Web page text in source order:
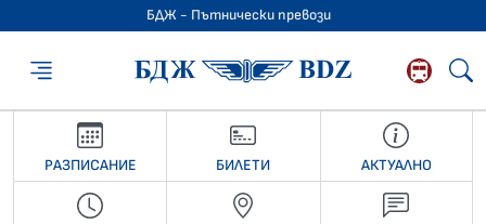
БДЖ - Пътнически превози
БДЖ -
РАЗПИСАНИЕ БИЛЕТИ АКТУАЛНО